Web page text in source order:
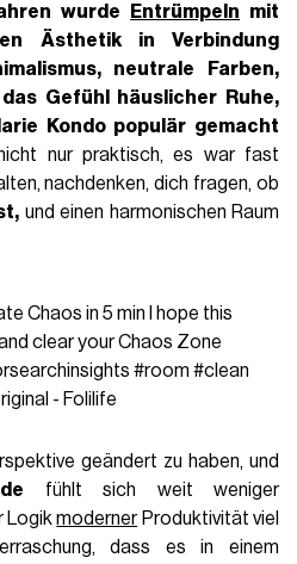
wurde
Entrümpeln mit
Ästhetik in Verbindung
neutrale Farben,
Gefühl häuslicher Ruhe,
Kondo populär gemacht
nur praktisch, es war fast
nachdenken, dich fragen, ob
und einen harmonischen Raum
Chaos in 5 min I hope this
clear your Chaos Zone
#room #clean
- Folilife
geändert zu haben, und
fühlt sich weit weniger
LogikmodernerProduktivität viel
dass es in einem